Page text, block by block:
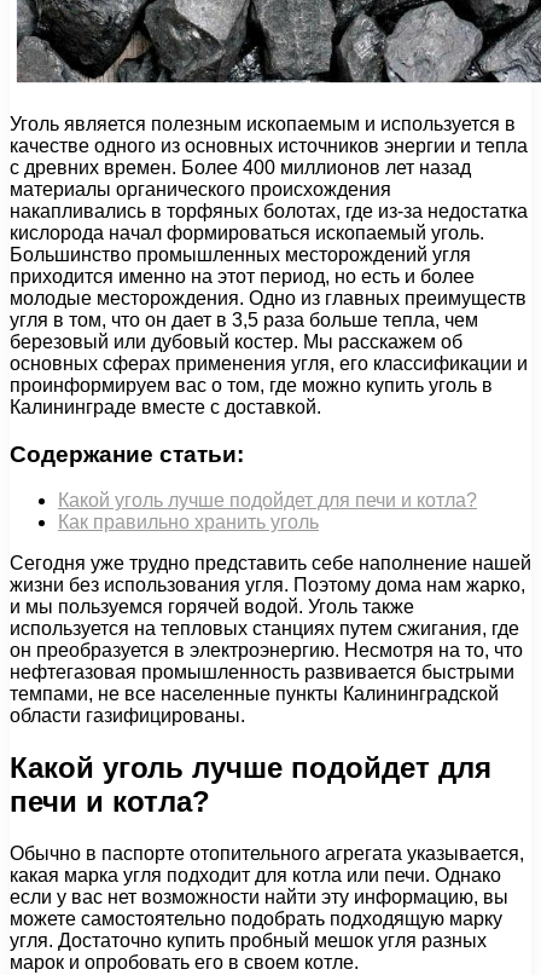
Уголь является полезным ископаемым и используется в
качестве одного из основных источников энергии и тепла
с древних времен. Более 400 миллионов лет назад
материалы органического происхождения
накапливались в торфяных болотах, где из-за недостатка
кислорода начал формироваться ископаемый уголь.
Большинство промышленных месторождений угля
приходится именно на этот период, но есть и более
молодые месторождения. Одно из главных преимуществ
угля в том, что он дает в 3,5 раза больше тепла, чем
березовый или дубовый костер. Мы расскажем об
основных сферах применения угля, его классификации и
проинформируем вас о том, где можно купить уголь в
Калининграде вместе с доставкой.
Содержание статьи:
Какой уголь лучше подойдет для печи и котла?
Как правильно хранить уголь
Сегодня уже трудно представить себе наполнение нашей
жизни без использования угля. Поэтому дома нам жарко,
и мы пользуемся горячей водой. Уголь также
используется на тепловых станциях путем сжигания, где
он преобразуется в электроэнергию. Несмотря на то, что
нефтегазовая промышленность развивается быстрыми
темпами, не все населенные пункты Калининградской
области газифицированы.
Какой уголь лучше подойдет для
печи и котла?
Обычно в паспорте отопительного агрегата указывается,
какая марка угля подходит для котла или печи. Однако
если у вас нет возможности найти эту информацию, вы
можете самостоятельно подобрать подходящую марку
угля. Достаточно купить пробный мешок угля разных
марок и опробовать его в своем котле.